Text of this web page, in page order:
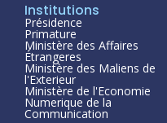
Institutions
Présidence
Primature
Ministère des Affaires
Étrangeres
Ministère des Maliens de
l'Exterieur
Ministère de l'Economie
Numerique de la
Communication